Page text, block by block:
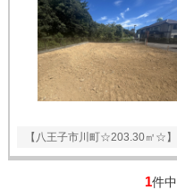
【八王子市川町☆203.30㎡☆】
1件中